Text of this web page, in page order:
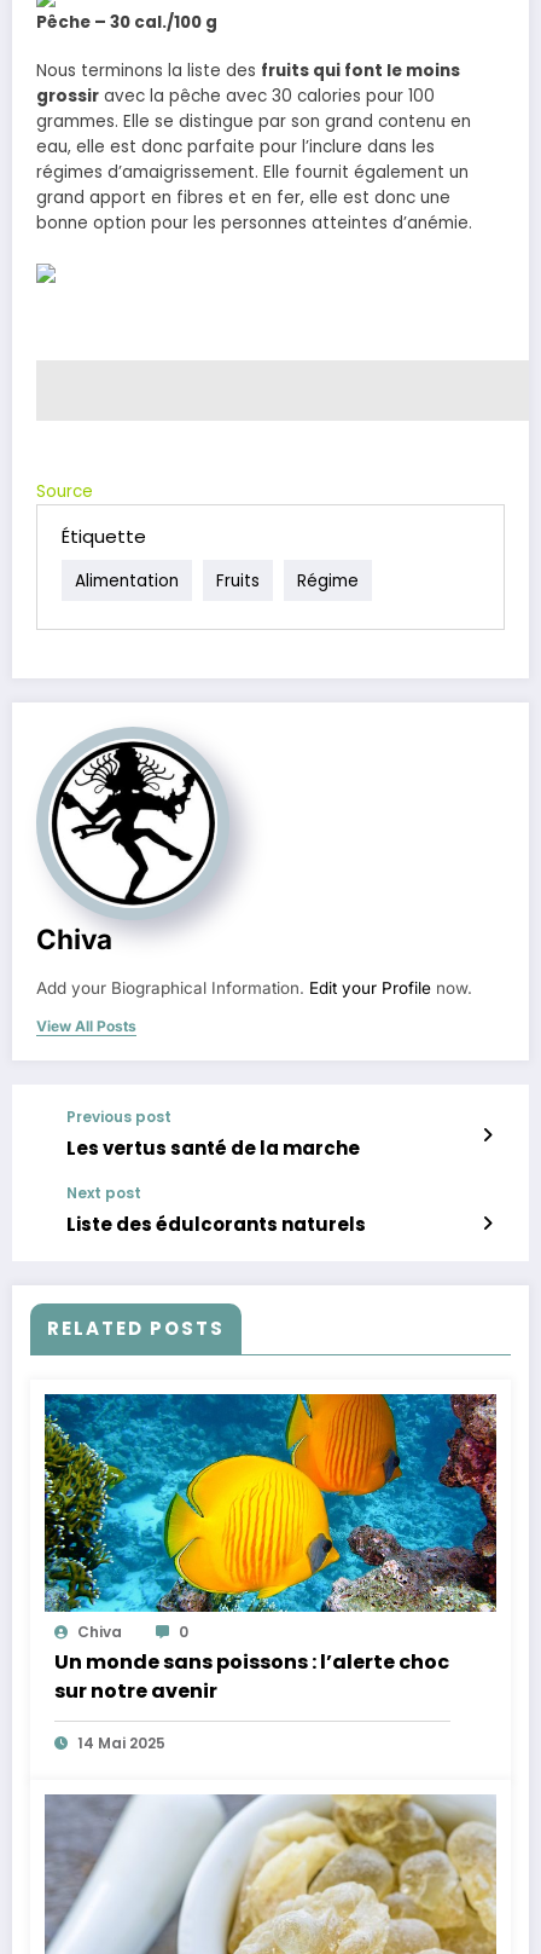
Pêche – 30 cal./100 g
Nous terminons la liste des fruits qui font le moins
grossir avec la pêche avec 30 calories pour 100
grammes. Elle se distingue par son grand contenu en
eau, elle est donc parfaite pour l’inclure dans les
régimes d’amaigrissement. Elle fournit également un
grand apport en fibres et en fer, elle est donc une
bonne option pour les personnes atteintes d’anémie.
Source
Étiquette
Alimentation Fruits Régime
Chiva
Add your Biographical Information. Edit your Profile now.
View All Posts
Previous post
Les vertus santé de la marche
Next post
Liste des édulcorants naturels
RELATED POSTS
Chiva 0
Un monde sans poissons : l’alerte choc
sur notre avenir
14 Mai 2025